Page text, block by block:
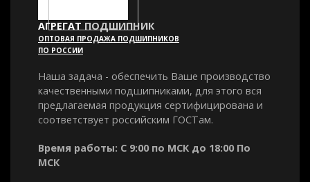
АГРЕГАТ ПОДШИПНИК
ОПТОВАЯ ПРОДАЖА ПОДШИПНИКОВ
ПО РОССИИ
Наша задача - обеспечить Ваше производство
качественными подшипниками, для этого вся
предлагаемая продукция сертифицирована и
соответствует российским ГОСТам.
Время работы: С 9:00 по МСК до 18:00 По
МСК